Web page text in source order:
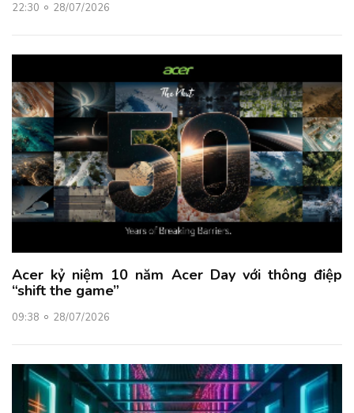
22:30 28/07/2026
Acer kỷ niệm 10 năm Acer Day với thông điệp
“shift the game”
09:38 28/07/2026